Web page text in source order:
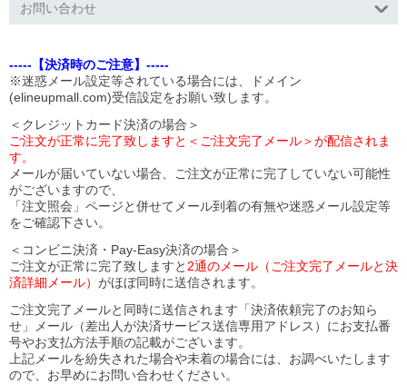
お問い合わせ
-----【決済時のご注意】-----
※迷惑メール設定等されている場合には、ドメイン
(elineupmall.com)受信設定をお願い致します。
＜クレジットカード決済の場合＞
ご注文が正常に完了致しますと＜ご注文完了メール＞が配信されま
す。
メールが届いていない場合、ご注文が正常に完了していない可能性
がございますので、
「注文照会」ページと併せてメール到着の有無や迷惑メール設定等
をご確認下さい。
＜コンビニ決済・Pay-Easy決済の場合＞
ご注文が正常に完了致しますと 2通のメール（ご注文完了メールと決
済詳細メール） がほぼ同時に送信されます。
ご注文完了メールと同時に送信されます「決済依頼完了のお知ら
せ」メール（差出人が決済サービス送信専用アドレス）にお支払番
号やお支払方法手順の記載がございます。
上記メールを紛失された場合や未着の場合には、お調べいたします
ので、お早めにお問い合わせください。